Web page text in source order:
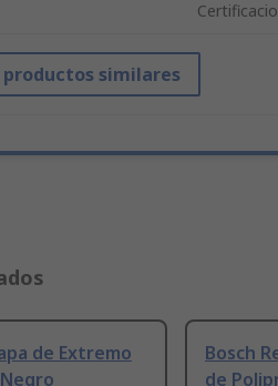
productos similares
de Extremo
Bosch
de